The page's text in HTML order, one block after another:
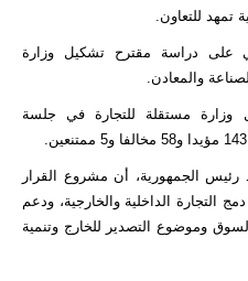
تمهد للتعاون.
على دراسة مقترح تشكيل وزارة
والمعادن.
مستقلة للتجارة في جلسة
الجمهورية، أن مشروع القرار
التجارة الداخلية والخارجية، ودعم
وموضوع التصدير للخارج وتنمية